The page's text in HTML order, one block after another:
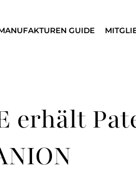
GUIDE
erhält